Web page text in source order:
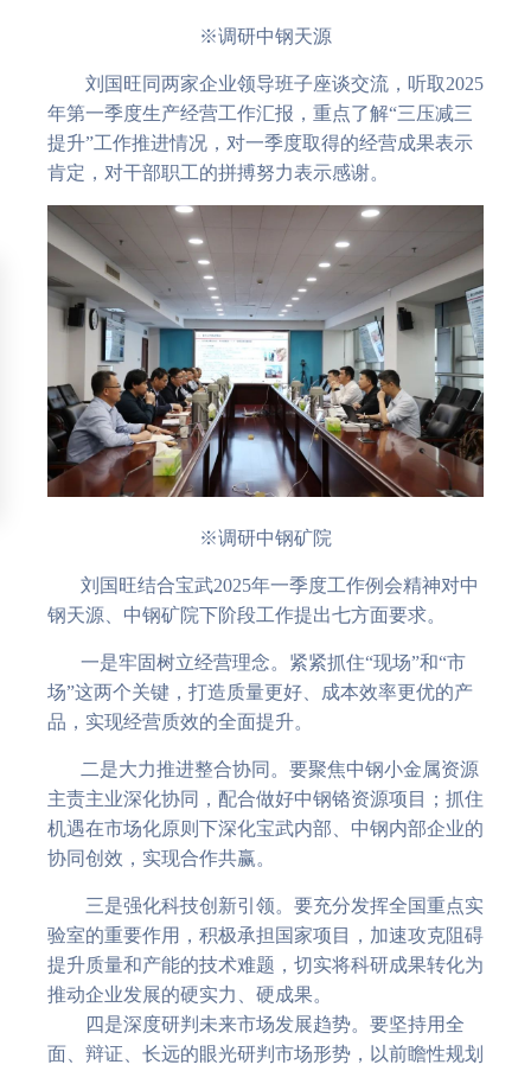
※调研中钢天源
刘国旺同两家企业领导班子座谈交流，听取2025
年第一季度生产经营工作汇报，重点了解“三压减三
提升”工作推进情况，对一季度取得的经营成果表示
肯定，对干部职工的拼搏努力表示感谢。
※调研中钢矿院
刘国旺结合宝武2025年一季度工作例会精神对中
钢天源、中钢矿院下阶段工作提出七方面要求。
一是牢固树立经营理念。紧紧抓住“现场”和“市
场”这两个关键，打造质量更好、成本效率更优的产
品，实现经营质效的全面提升。
二是大力推进整合协同。要聚焦中钢小金属资源
主责主业深化协同，配合做好中钢铬资源项目；抓住
机遇在市场化原则下深化宝武内部、中钢内部企业的
协同创效，实现合作共赢。
三是强化科技创新引领。要充分发挥全国重点实
验室的重要作用，积极承担国家项目，加速攻克阻碍
提升质量和产能的技术难题，切实将科研成果转化为
推动企业发展的硬实力、硬成果。
四是深度研判未来市场发展趋势。要坚持用全
面、辩证、长远的眼光研判市场形势，以前瞻性规划